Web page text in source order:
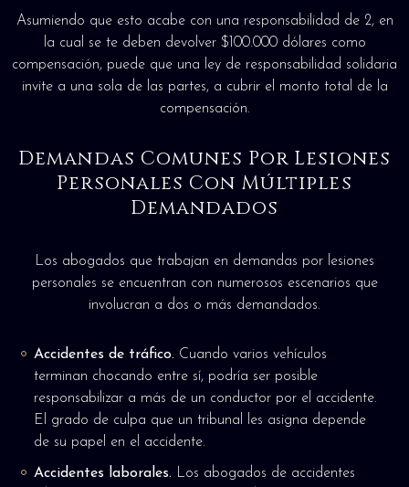
Asumiendo que esto acabe con una responsabilidad de 2, en
la cual se te deben devolver $100.000 dólares como
compensación, puede que una ley de responsabilidad solidaria
invite a una sola de las partes, a cubrir el monto total de la
compensación.
Demandas Comunes Por Lesiones
Personales Con Múltiples
Demandados
Los abogados que trabajan en demandas por lesiones
personales se encuentran con numerosos escenarios que
involucran a dos o más demandados.
Accidentes de tráfico. Cuando varios vehículos
terminan chocando entre sí, podría ser posible
responsabilizar a más de un conductor por el accidente.
El grado de culpa que un tribunal les asigna depende
de su papel en el accidente.
Accidentes laborales. Los abogados de accidentes